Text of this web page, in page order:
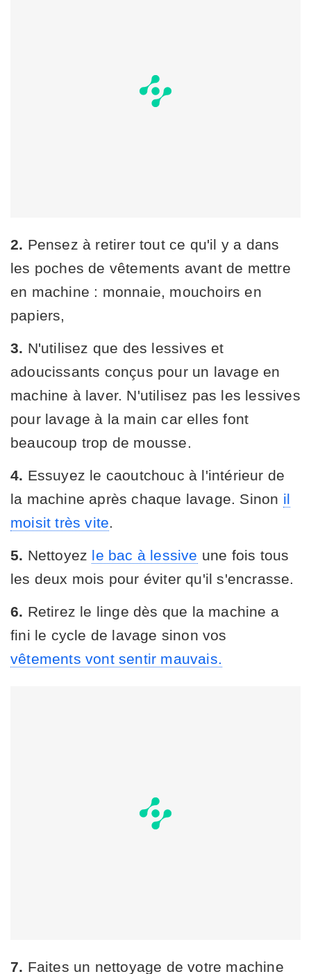
2. Pensez à retirer tout ce qu'il y a dans
les poches de vêtements avant de mettre
en machine : monnaie, mouchoirs en
papiers,
3. N'utilisez que des lessives et
adoucissants conçus pour un lavage en
machine à laver. N'utilisez pas les lessives
pour lavage à la main car elles font
beaucoup trop de mousse.
4. Essuyez le caoutchouc à l'intérieur de
la machine après chaque lavage. Sinon il
moisit très vite.
5. Nettoyez le bac à lessive une fois tous
les deux mois pour éviter qu'il s'encrasse.
6. Retirez le linge dès que la machine a
fini le cycle de lavage sinon vos
vêtements vont sentir mauvais.
7. Faites un nettoyage de votre machine